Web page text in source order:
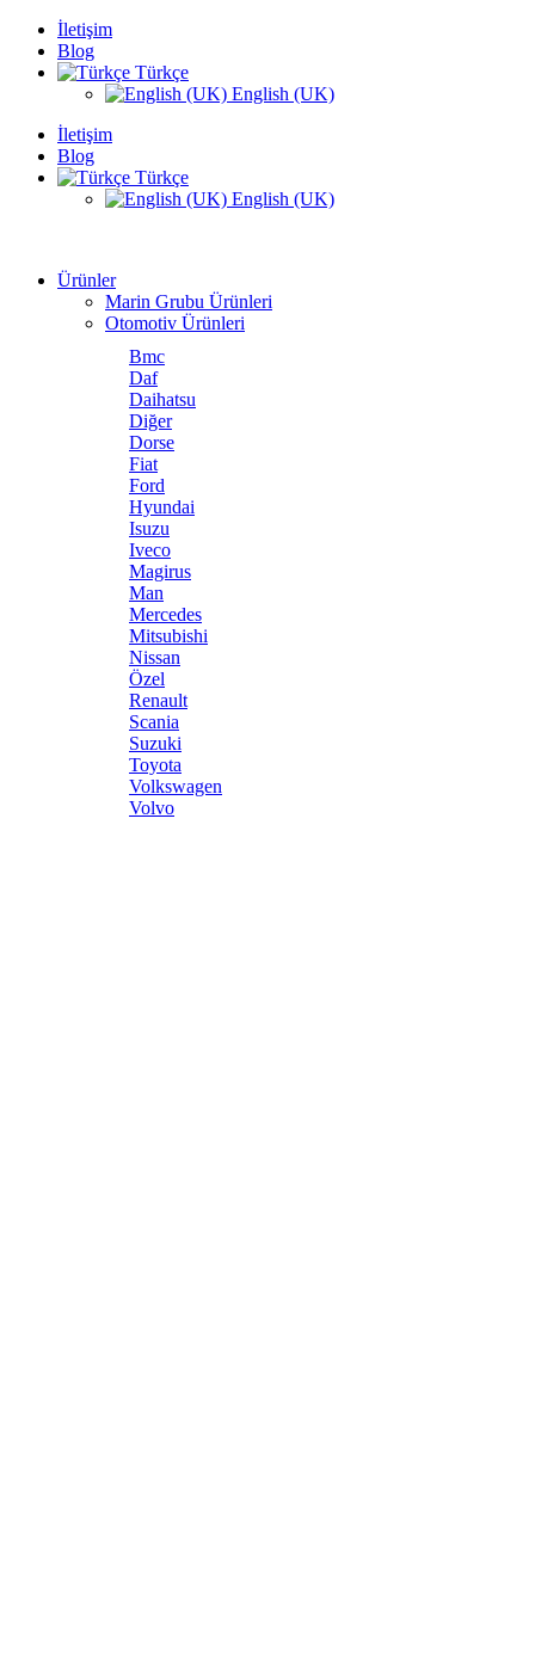
İletişim
Blog
Türkçe
English (UK)
İletişim
Blog
Türkçe
English (UK)
Ürünler
Marin Grubu Ürünleri
Otomotiv Ürünleri
Bmc
Daf
Daihatsu
Diğer
Dorse
Fiat
Ford
Hyundai
Isuzu
Iveco
Magirus
Man
Mercedes
Mitsubishi
Nissan
Özel
Renault
Scania
Suzuki
Toyota
Volkswagen
Volvo